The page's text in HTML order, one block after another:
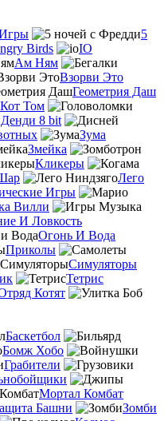
5
Birds
IO
Ам Ням
Взорви Это
Геометрия Даш
Том
Денди 8 bit
Зума
Змейка
Кликеры
Лего
Игры
Вилли
И Ловкость
Огонь И Вода
Приколы
Симуляторы
Тетрис
Котят
Баскетбол
Бомж Хобо
Грабители
Мортал Комбат
Башни
Зомби